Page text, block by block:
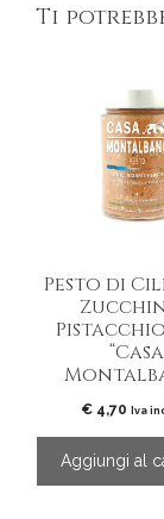
Ti
Pesto di
“Casa
€4,70 Iva
Aggiungi al